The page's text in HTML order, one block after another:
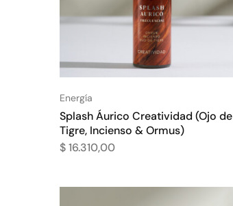
Energía
Splash Áurico Creatividad (Ojo de
Tigre, Incienso & Ormus)
$16.310,00